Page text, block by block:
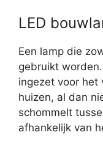
LED
Een lamp die
gebruikt
ingezet voor het
huizen, al dan
schommelt
afhankelijk van